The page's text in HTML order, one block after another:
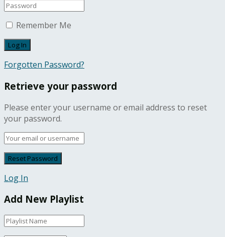
Remember Me
Forgotten Password?
Retrieve your password
Please enter your username or email address to reset
your password.
Log In
Add New Playlist